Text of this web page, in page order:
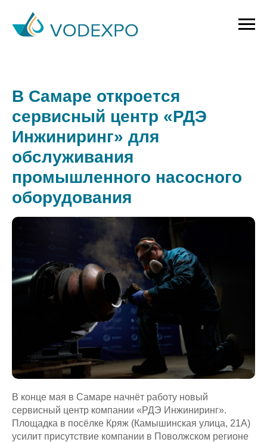
В Самаре откроется
сервисный центр «РДЭ
Инжиниринг» для
обслуживания
промышленного насосного
оборудования
В конце мая в Самаре начнёт работу новый
сервисный центр компании «РДЭ Инжиниринг».
Площадка в посёлке Кряж (Камышинская улица, 21А)
усилит присутствие компании в Поволжском регионе